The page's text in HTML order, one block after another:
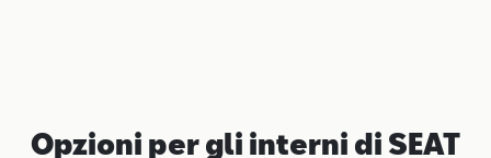
Opzioni per gli interni di SEAT